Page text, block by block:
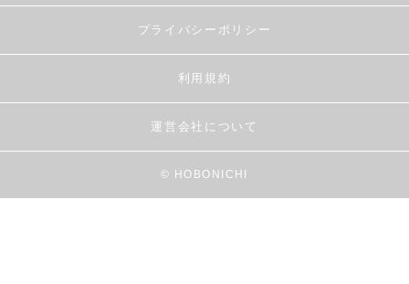
プライバシーポリシー
利用規約
運営会社について
© HOBONICHI